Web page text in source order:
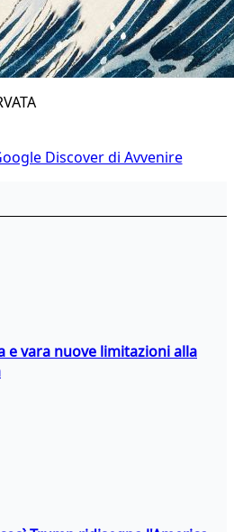
Discover di Avvenire
e vara nuove limitazioni alla